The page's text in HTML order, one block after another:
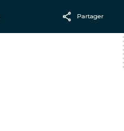
Partager
Facebook